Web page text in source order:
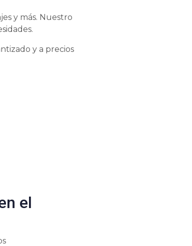
y más. Nuestro
y a precios
el